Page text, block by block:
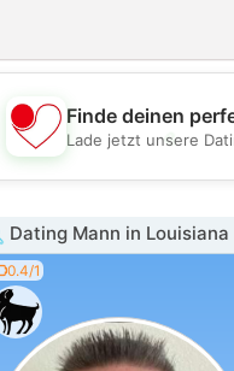
Finde deinen
Lade jetzt unsere
Dating Mann in Louisiana
0.4/1